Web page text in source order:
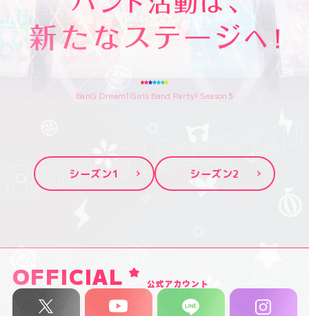
BanG Dream! Girls Band Party! Season3
シーズン1 シーズン2
OFFICIAL 公式アカウント